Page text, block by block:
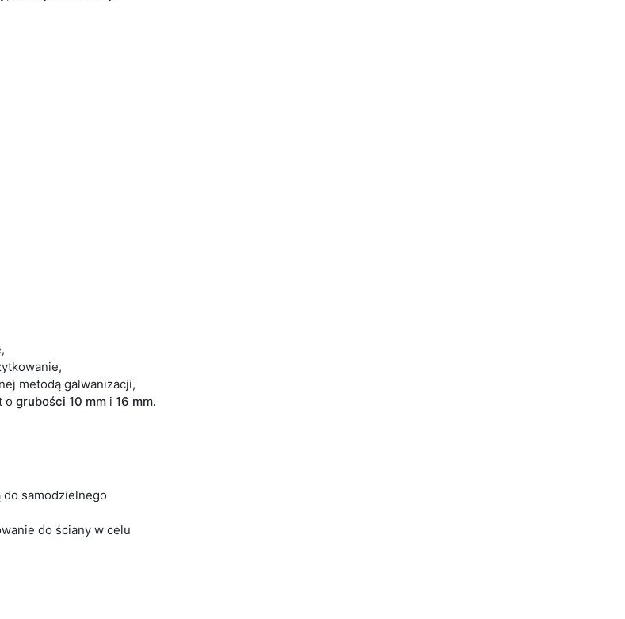
metodą galwanizacji,
o grubości 10 mm i 16 mm.
samodzielnego
do ściany w celu